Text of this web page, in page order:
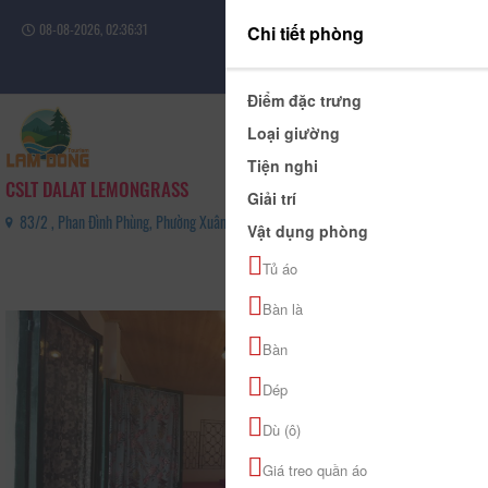
08-08-2026, 02:36:31
Đăng nhập
CSLT DALAT LEMONGRASS
83/2 , Phan Đình Phùng, Phường Xuân Hương - Đà Lạt, Tỉnh Lâm Đồng - 0911144141
Chi tiết phòng
Điểm đặc trưng
Loại giường
Tiện nghi
Giải trí
Vật dụng phòng
Tủ áo
Bàn là
Bàn
Dép
Dù (ô)
Giá treo quần áo